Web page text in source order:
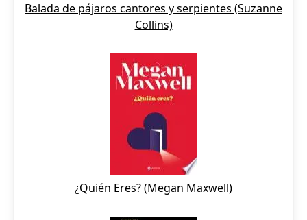
Balada de pájaros cantores y serpientes (Suzanne
Collins)
¿Quién Eres? (Megan Maxwell)